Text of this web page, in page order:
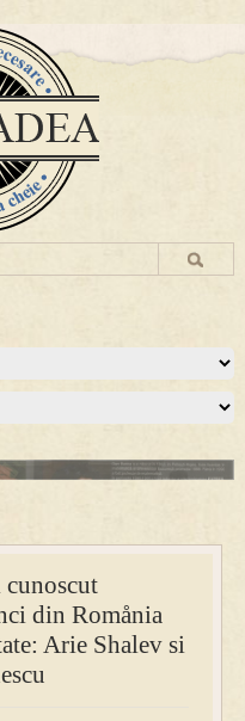
în costume, cu gulere albe
despre controversatele
din Romånia
Arie Shalev si